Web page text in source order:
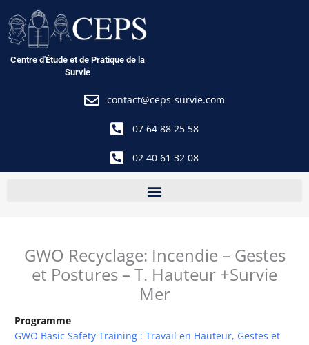
au
contenu
Centre d'Étude et de Pratique de la
Survie
contact@ceps-survie.com
07 64 88 25 58
02 40 61 32 08
GWO Recyclage: Incendie – Gestes
et Postures – T. Hauteur +Survie
Mer
Programme
GWO Basic Safety Training : Travail en Hauteur, Gestes et